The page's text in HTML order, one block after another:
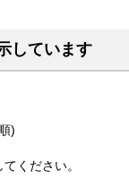
しています
)
ください。